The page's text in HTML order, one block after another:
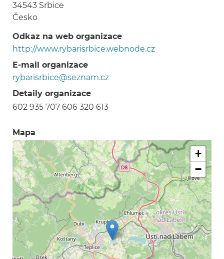
34543 Srbice
Česko
Odkaz na web organizace
http://www.rybarisrbice.webnode.cz
E-mail organizace
rybarisrbice@seznam.cz
Detaily organizace
602 935 707 606 320 613
Mapa
+
−